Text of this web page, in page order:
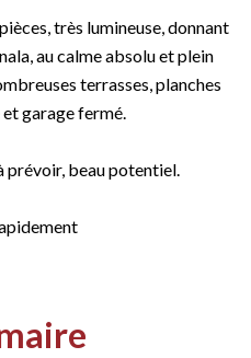
très lumineuse, donnant
au calme absolu et plein
terrasses, planches
garage fermé.
prévoir, beau potentiel.